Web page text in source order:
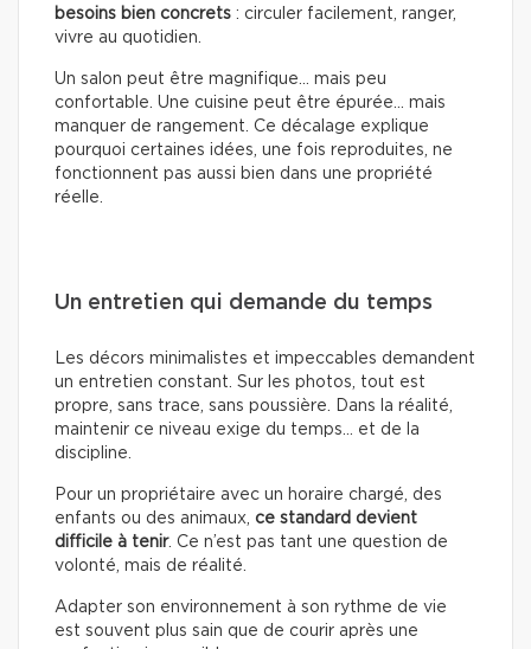
besoins bien concrets : circuler facilement, ranger,
vivre au quotidien.
Un salon peut être magnifique… mais peu
confortable. Une cuisine peut être épurée… mais
manquer de rangement. Ce décalage explique
pourquoi certaines idées, une fois reproduites, ne
fonctionnent pas aussi bien dans une propriété
réelle.
Un entretien qui demande du temps
Les décors minimalistes et impeccables demandent
un entretien constant. Sur les photos, tout est
propre, sans trace, sans poussière. Dans la réalité,
maintenir ce niveau exige du temps… et de la
discipline.
Pour un propriétaire avec un horaire chargé, des
enfants ou des animaux, ce standard devient
difficile à tenir. Ce n’est pas tant une question de
volonté, mais de réalité.
Adapter son environnement à son rythme de vie
est souvent plus sain que de courir après une